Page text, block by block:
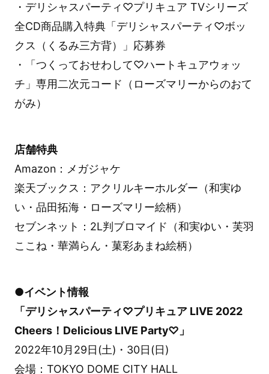
・デリシャスパーティ♡プリキュア TVシリーズ
全CD商品購入特典「デリシャスパーティ♡ボッ
クス（くるみ三方背）」応募券
・「つくっておせわして♡ハートキュアウォッ
チ」専用二次元コード（ローズマリーからのおて
がみ）
店舗特典
Amazon：メガジャケ
楽天ブックス：アクリルキーホルダー（和実ゆ
い・品田拓海・ローズマリー絵柄）
セブンネット：2L判ブロマイド（和実ゆい・芙羽
ここね・華満らん・菓彩あまね絵柄）
●イベント情報
「デリシャスパーティ♡プリキュア LIVE 2022
Cheers！Delicious LIVE Party♡」
2022年10月29日(土)・30日(日)
会場：TOKYO DOME CITY HALL